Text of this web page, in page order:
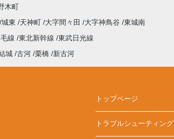
木町
城東 天神町 大字間々田 大字神鳥谷 東城南
線 東北新幹線 東武日光線
城 古河 栗橋 新古河
トップページ
トラブルシューティング